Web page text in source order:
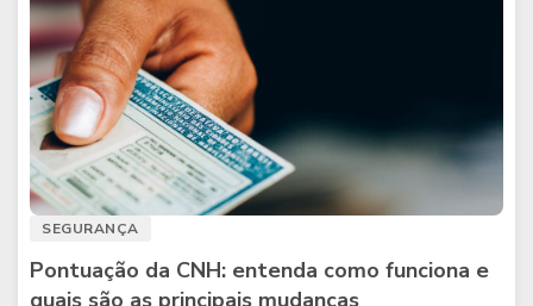
SEGURANÇA
Pontuação da CNH: entenda como funciona e
quais são as principais mudanças